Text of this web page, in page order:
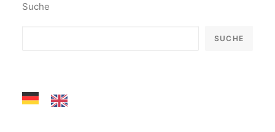
Suche
SUCHE